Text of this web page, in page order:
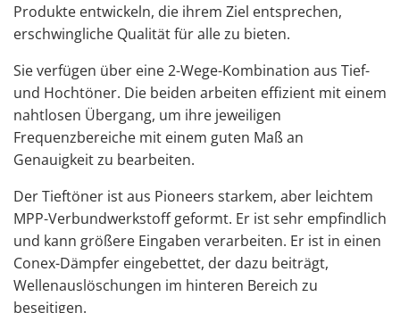
Produkte entwickeln, die ihrem Ziel entsprechen,
erschwingliche Qualität für alle zu bieten.
Sie verfügen über eine 2-Wege-Kombination aus Tief-
und Hochtöner. Die beiden arbeiten effizient mit einem
nahtlosen Übergang, um ihre jeweiligen
Frequenzbereiche mit einem guten Maß an
Genauigkeit zu bearbeiten.
Der Tieftöner ist aus Pioneers starkem, aber leichtem
MPP-Verbundwerkstoff geformt. Er ist sehr empfindlich
und kann größere Eingaben verarbeiten. Er ist in einen
Conex-Dämpfer eingebettet, der dazu beiträgt,
Wellenauslöschungen im hinteren Bereich zu
beseitigen.